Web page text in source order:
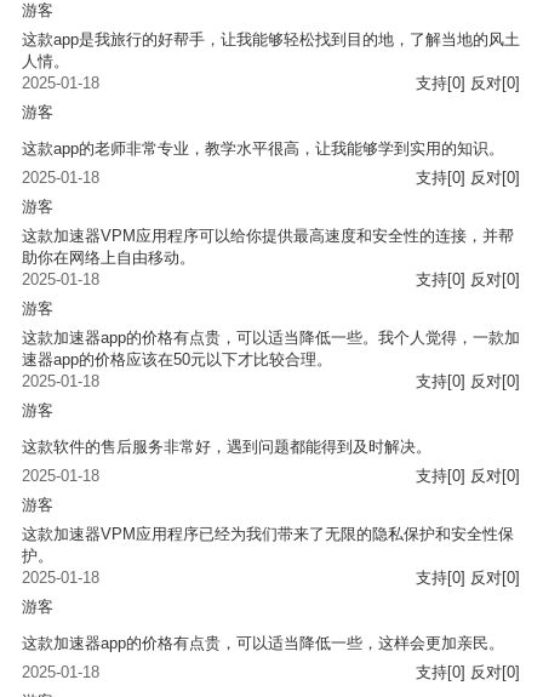
游客
这款app是我旅行的好帮手，让我能够轻松找到目的地，了解当地的风土
人情。
2025-01-18
支持[0] 反对[0]
游客
这款app的老师非常专业，教学水平很高，让我能够学到实用的知识。
2025-01-18
支持[0] 反对[0]
游客
这款加速器VPM应用程序可以给你提供最高速度和安全性的连接，并帮
助你在网络上自由移动。
2025-01-18
支持[0] 反对[0]
游客
这款加速器app的价格有点贵，可以适当降低一些。我个人觉得，一款加
速器app的价格应该在50元以下才比较合理。
2025-01-18
支持[0] 反对[0]
游客
这款软件的售后服务非常好，遇到问题都能得到及时解决。
2025-01-18
支持[0] 反对[0]
游客
这款加速器VPM应用程序已经为我们带来了无限的隐私保护和安全性保
护。
2025-01-18
支持[0] 反对[0]
游客
这款加速器app的价格有点贵，可以适当降低一些，这样会更加亲民。
2025-01-18
支持[0] 反对[0]